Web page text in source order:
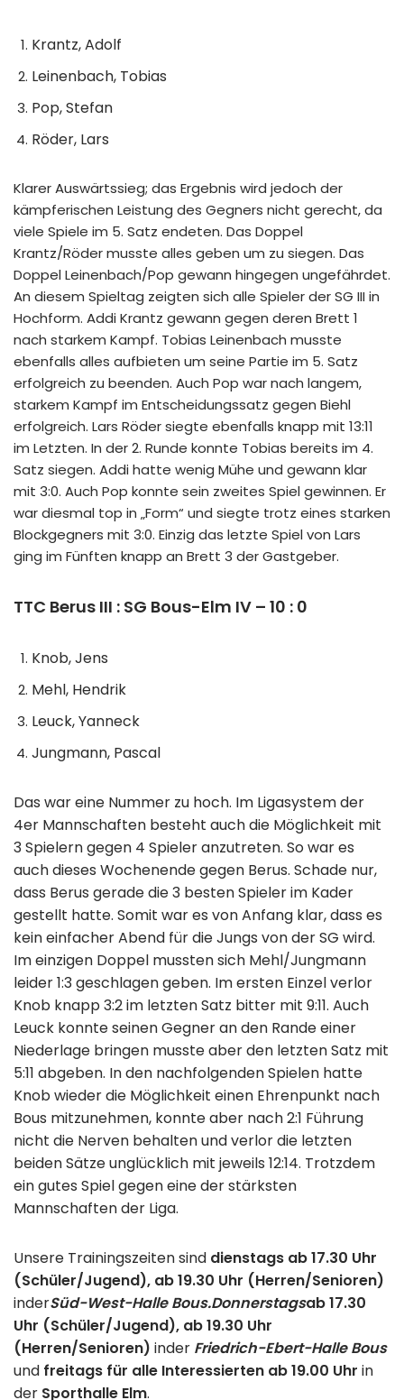
Krantz, Adolf
Leinenbach, Tobias
Pop, Stefan
Röder, Lars
Klarer Auswärtssieg; das Ergebnis wird jedoch der
kämpferischen Leistung des Gegners nicht gerecht, da
viele Spiele im 5. Satz endeten. Das Doppel
Krantz/Röder musste alles geben um zu siegen. Das
Doppel Leinenbach/Pop gewann hingegen ungefährdet.
An diesem Spieltag zeigten sich alle Spieler der SG III in
Hochform. Addi Krantz gewann gegen deren Brett 1
nach starkem Kampf. Tobias Leinenbach musste
ebenfalls alles aufbieten um seine Partie im 5. Satz
erfolgreich zu beenden. Auch Pop war nach langem,
starkem Kampf im Entscheidungssatz gegen Biehl
erfolgreich. Lars Röder siegte ebenfalls knapp mit 13:11
im Letzten. In der 2. Runde konnte Tobias bereits im 4.
Satz siegen. Addi hatte wenig Mühe und gewann klar
mit 3:0. Auch Pop konnte sein zweites Spiel gewinnen. Er
war diesmal top in „Form“ und siegte trotz eines starken
Blockgegners mit 3:0. Einzig das letzte Spiel von Lars
ging im Fünften knapp an Brett 3 der Gastgeber.
TTC Berus III : SG Bous-Elm IV – 10 : 0
Knob, Jens
Mehl, Hendrik
Leuck, Yanneck
Jungmann, Pascal
Das war eine Nummer zu hoch. Im Ligasystem der
4er Mannschaften besteht auch die Möglichkeit mit
3 Spielern gegen 4 Spieler anzutreten. So war es
auch dieses Wochenende gegen Berus. Schade nur,
dass Berus gerade die 3 besten Spieler im Kader
gestellt hatte. Somit war es von Anfang klar, dass es
kein einfacher Abend für die Jungs von der SG wird.
Im einzigen Doppel mussten sich Mehl/Jungmann
leider 1:3 geschlagen geben. Im ersten Einzel verlor
Knob knapp 3:2 im letzten Satz bitter mit 9:11. Auch
Leuck konnte seinen Gegner an den Rande einer
Niederlage bringen musste aber den letzten Satz mit
5:11 abgeben. In den nachfolgenden Spielen hatte
Knob wieder die Möglichkeit einen Ehrenpunkt nach
Bous mitzunehmen, konnte aber nach 2:1 Führung
nicht die Nerven behalten und verlor die letzten
beiden Sätze unglücklich mit jeweils 12:14. Trotzdem
ein gutes Spiel gegen eine der stärksten
Mannschaften der Liga.
Unsere Trainingszeiten sind dienstags ab 17.30 Uhr
(Schüler/Jugend), ab 19.30 Uhr (Herren/Senioren)
inderSüd-West-Halle Bous.Donnerstagsab 17.30
Uhr (Schüler/Jugend), ab 19.30 Uhr
(Herren/Senioren) inder Friedrich-Ebert-Halle Bous
und freitags für alle Interessierten ab 19.00 Uhr in
der Sporthalle Elm.